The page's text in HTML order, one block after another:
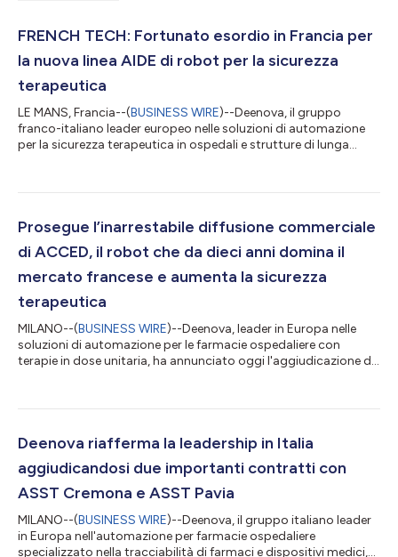
FRENCH TECH: Fortunato esordio in Francia per
la nuova linea AIDE di robot per la sicurezza
terapeutica
LE MANS, Francia--(BUSINESS WIRE)--Deenova, il gruppo
franco-italiano leader europeo nelle soluzioni di automazione
per la sicurezza terapeutica in ospedali e strutture di lunga
generazione. Il primo contratto è stato siglato con l’ospedale
soluzione automatizzata di Deenova per il taglio dei blister di
farmaci...
Prosegue l’inarrestabile diffusione commerciale
di ACCED, il robot che da dieci anni domina il
mercato francese e aumenta la sicurezza
terapeutica
MILANO--(BUSINESS WIRE)--Deenova, leader in Europa nelle
soluzioni di automazione per le farmacie ospedaliere con
terapie in dose unitaria, ha annunciato oggi l'aggiudicazione di
Montéléger e all'ospedale St-Marcellin. La soluzione
un sistema completamente automatizzato per la preparazione
Deenova riafferma la leadership in Italia
aggiudicandosi due importanti contratti con
ASST Cremona e ASST Pavia
MILANO--(BUSINESS WIRE)--Deenova, il gruppo italiano leader
in Europa nell'automazione per farmacie ospedaliere
specializzato nella tracciabilità di farmaci e dispositivi medici,